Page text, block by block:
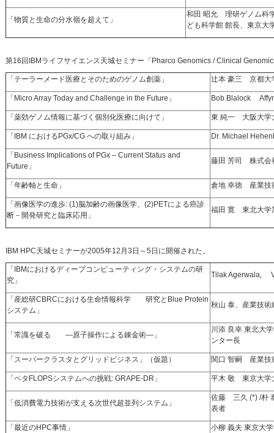
「物質と生命の分水嶺を超えて」
和田 昭允 理研ゲノム科
ども科学館 館長、東京大
第16回IBMライフサイエンス天城セミナー「Pharco Genomics / Clinical
「テーラーメード医療とそのためのゲノム創薬」 辻本 豪三 京都大
「Micro Array Today and Challenge in the Future」 Bob Blalock
「薬効ゲノム情報に基づく個別化医療に向けて」 東 純一 大阪大学
「IBM におけるPGx/CG への取り組み」 Dr. Michael
「Business Implications of PGx – Current Status and
Future」
藤田 芳司 株式会
「年齢軸と生命」 倉地 幸徳 産業技
「画像医学の進歩: (1)脳加齢の画像医学、(2)PETによる癌診
断－開発研究と臨床応用」
福田 寛 東北大学
IBM HPC天城セミナーが2005年12月3日～5日に開催された。
「IBMにおけるディープコンピューティング・システムの研
究」
Tilak Agerwala,
「産総研CBRCにおける生命情報科学 研究とBlue Protein
システム」
秋山 泰、産業技
「常識を破る ―原子操作による錬金術―」
川添 良幸 東北大
ンター長
「スーパークラスタとグリッドビジネス」（仮題） 関口 智嗣 産業技
「ペタFLOPSシステムへの挑戦: GRAPE-DR」 平木 敬 東京大学
「低消費電力技術が支える次世代超並列システム」
佐藤 三久 (*) /朴
表者
「最近のHPC事情」 小柳 義夫 東京大